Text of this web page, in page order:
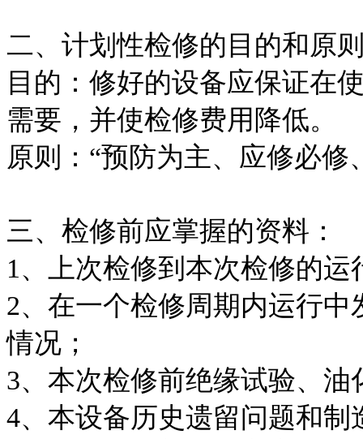
二、计划性检修的目的和原
目的：修好的设备应保证在
需要，并使检修费用降低。
原则：“预防为主、应修必修
三、检修前应掌握的资料：
1、上次检修到本次检修
2、在一个检修周期内运行
情况；
3、本次检修前绝缘试验
4、本设备历史遗留问题